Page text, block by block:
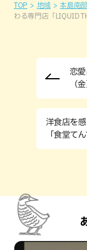
TOP 地域 本島南部
わる専門店「LIQUID
恋
（金
洋食店を
「食堂て